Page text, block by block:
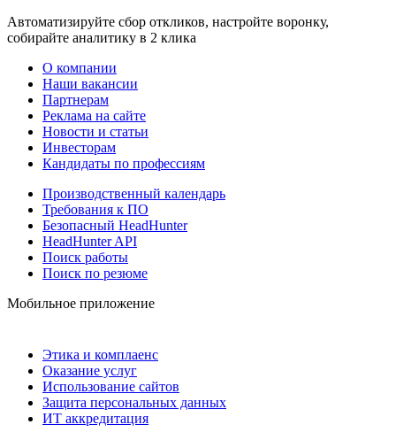
Автоматизируйте сбор откликов, настройте воронку,
собирайте аналитику в 2 клика
О компании
Наши вакансии
Партнерам
Реклама на сайте
Новости и статьи
Инвесторам
Кандидаты по профессиям
Производственный календарь
Требования к ПО
Безопасный HeadHunter
HeadHunter API
Поиск работы
Поиск по резюме
Мобильное приложение
Этика и комплаенс
Оказание услуг
Использование сайтов
Защита персональных данных
ИТ аккредитация